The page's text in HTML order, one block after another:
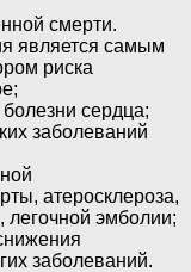
смерти.
является самым
риска
сердца;
заболеваний
атеросклероза,
легочной эмболии;
заболеваний.